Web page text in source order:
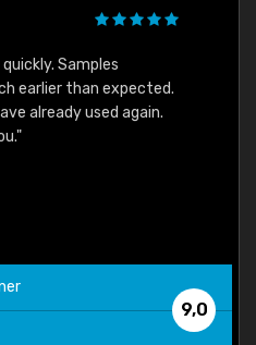
Samples
earlier than expected.
already used again.
9,0